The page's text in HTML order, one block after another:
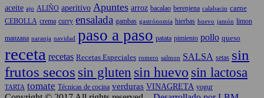
aceite ajo ALIÑO aperitivo Apuntes arroz bacalao berenjena calabacin carne
CEBOLLA crema curry ensalada gambas gastrónomia hierbas huevo jamón limon
manzana naranja navidad paso a paso patata pimiento pollo queso
receta recetas Recetas Especiales romero salmon SALSA setas sin
frutos secos sin gluten sin huevo sin lactosa
TARTA tomate Técnicas de cocina verduras VINAGRETA yogur